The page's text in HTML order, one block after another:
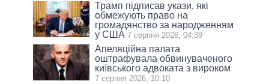
Трамп підписав укази, які
обмежують право на
громадянство за народженням
у США 7 серпня 2026, 04:39
Апеляційна палата
оштрафувала обвинуваченого
київського адвоката з вироком
7 серпня 2026, 10:10